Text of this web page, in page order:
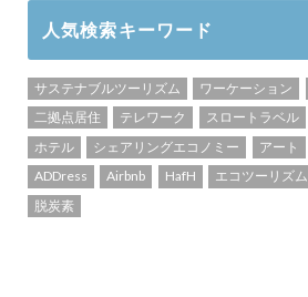
人気検索キーワード
サステナブルツーリズム ワーケーション
二拠点居住
テレワーク スロートラベル
ホテル
シェアリングエコノミー アート
ADDress
Airbnb HafH エコツーリズム
脱炭素